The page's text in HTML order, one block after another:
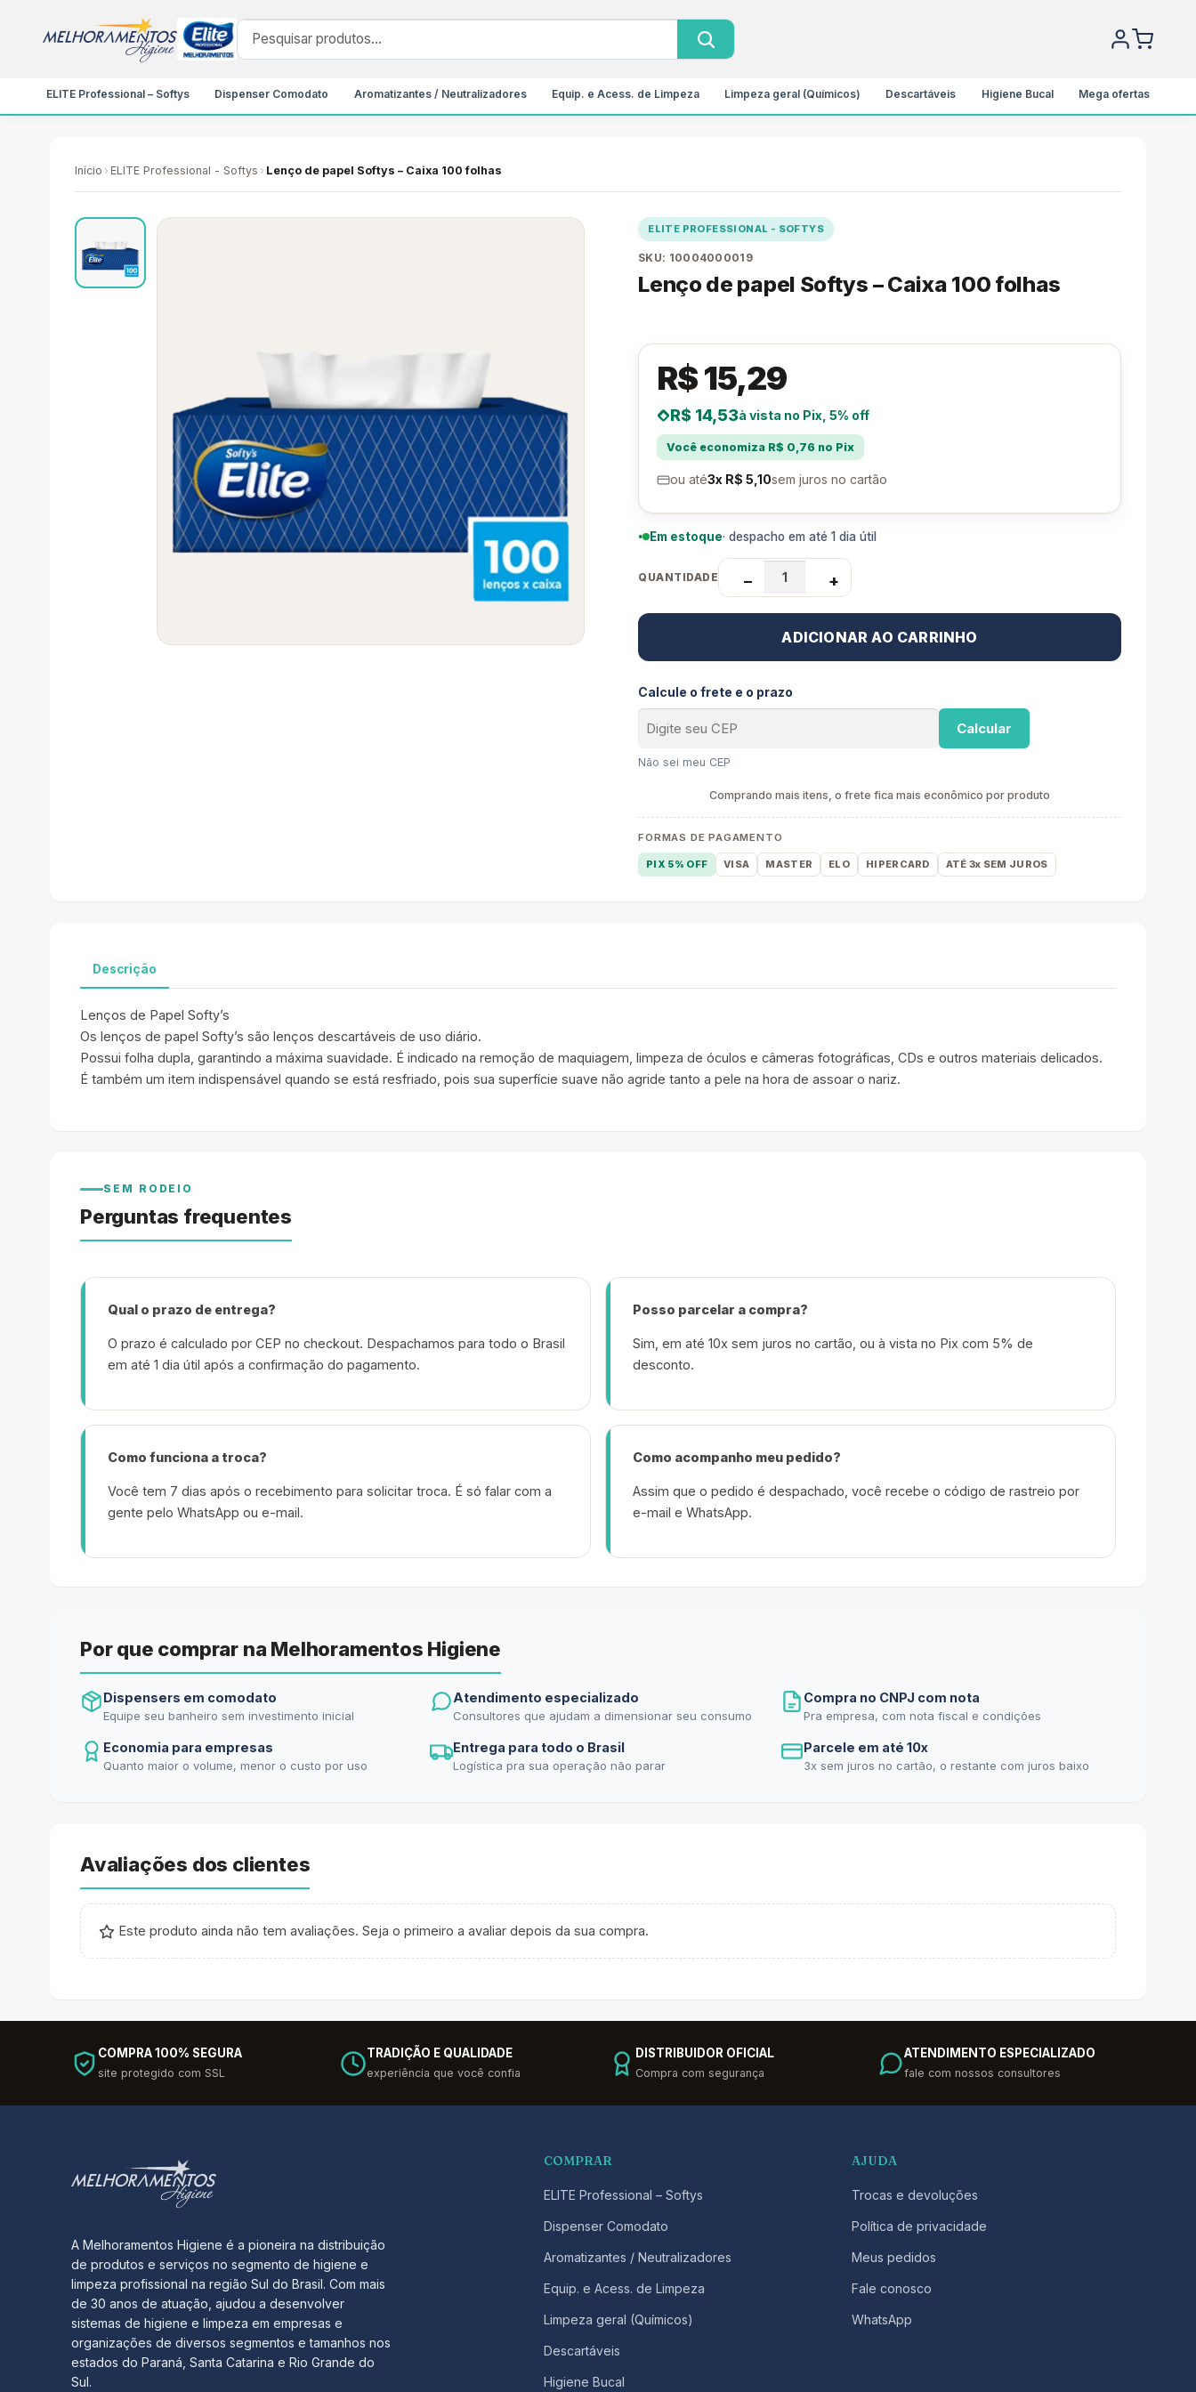
ELITE Professional – Softys Dispenser Comodato Aromatizantes / Neutralizadores Equip. e Acess. de Limpeza Limpeza geral (Químicos) Descartáveis Higiene Bucal Mega ofertas
Início › ELITE Professional - Softys › Lenço de papel Softys – Caixa 100 folhas
ELITE PROFESSIONAL - SOFTYS
SKU: 10004000019
Lenço de papel Softys – Caixa 100 folhas
R$ 15,29
R$ 14,53à vista no Pix, 5% off
Você economiza R$ 0,76 no Pix
ou até3x R$ 5,10sem juros no cartão
Em estoque· despacho em até 1 dia útil
QUANTIDADE − +
ADICIONAR AO CARRINHO
Calcule o frete e o prazo
Calcular
Não sei meu CEP
Comprando mais itens, o frete fica mais econômico por produto
FORMAS DE PAGAMENTO
PIX 5% OFF VISA MASTER ELO HIPERCARD ATÉ 3x SEM JUROS
Descrição
Lenços de Papel Softy’s
Os lenços de papel Softy’s são lenços descartáveis de uso diário.
Possui folha dupla, garantindo a máxima suavidade. É indicado na remoção de maquiagem, limpeza de óculos e câmeras fotográficas, CDs e outros materiais delicados.
É também um item indispensável quando se está resfriado, pois sua superfície suave não agride tanto a pele na hora de assoar o nariz.
SEM RODEIO
Perguntas frequentes
Qual o prazo de entrega?
O prazo é calculado por CEP no checkout. Despachamos para todo o Brasil
em até 1 dia útil após a confirmação do pagamento.
Posso parcelar a compra?
Sim, em até 10x sem juros no cartão, ou à vista no Pix com 5% de
desconto.
Como funciona a troca?
Você tem 7 dias após o recebimento para solicitar troca. É só falar com a
gente pelo WhatsApp ou e-mail.
Como acompanho meu pedido?
Assim que o pedido é despachado, você recebe o código de rastreio por
e-mail e WhatsApp.
Por que comprar na Melhoramentos Higiene
Dispensers em comodato
Equipe seu banheiro sem investimento inicial
Atendimento especializado
Consultores que ajudam a dimensionar seu consumo
Compra no CNPJ com nota
Pra empresa, com nota fiscal e condições
Economia para empresas
Quanto maior o volume, menor o custo por uso
Entrega para todo o Brasil
Logística pra sua operação não parar
Parcele em até 10x
3x sem juros no cartão, o restante com juros baixo
Avaliações dos clientes
Este produto ainda não tem avaliações. Seja o primeiro a avaliar depois da sua compra.
COMPRA 100% SEGURA
site protegido com SSL
TRADIÇÃO E QUALIDADE
experiência que você confia
DISTRIBUIDOR OFICIAL
Compra com segurança
ATENDIMENTO ESPECIALIZADO
fale com nossos consultores
A Melhoramentos Higiene é a pioneira na distribuição
de produtos e serviços no segmento de higiene e
limpeza profissional na região Sul do Brasil. Com mais
de 30 anos de atuação, ajudou a desenvolver
sistemas de higiene e limpeza em empresas e
organizações de diversos segmentos e tamanhos nos
estados do Paraná, Santa Catarina e Rio Grande do
Sul.
COMPRAR
ELITE Professional – Softys
Dispenser Comodato
Aromatizantes / Neutralizadores
Equip. e Acess. de Limpeza
Limpeza geral (Químicos)
Descartáveis
Higiene Bucal
AJUDA
Trocas e devoluções
Política de privacidade
Meus pedidos
Fale conosco
WhatsApp